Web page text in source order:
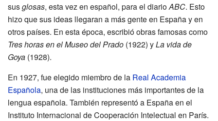
susglosas, esta vez en español, para el diarioABC. Esto
hizo que sus ideas llegaran a más gente en España y en
otros países. En esta época, escribió obras famosas como
Tres horas en el Museo del Prado (1922) yLa vida de
Goya (1928).
En 1927, fue elegido miembro de la Real Academia
Española, una de las instituciones más importantes de la
lengua española. También representó a España en el
Instituto Internacional de Cooperación Intelectual en París.